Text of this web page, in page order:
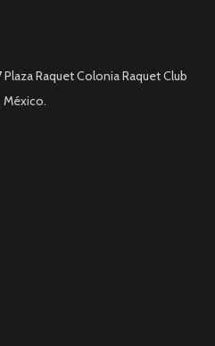
Raquet Colonia Raquet Club
México.